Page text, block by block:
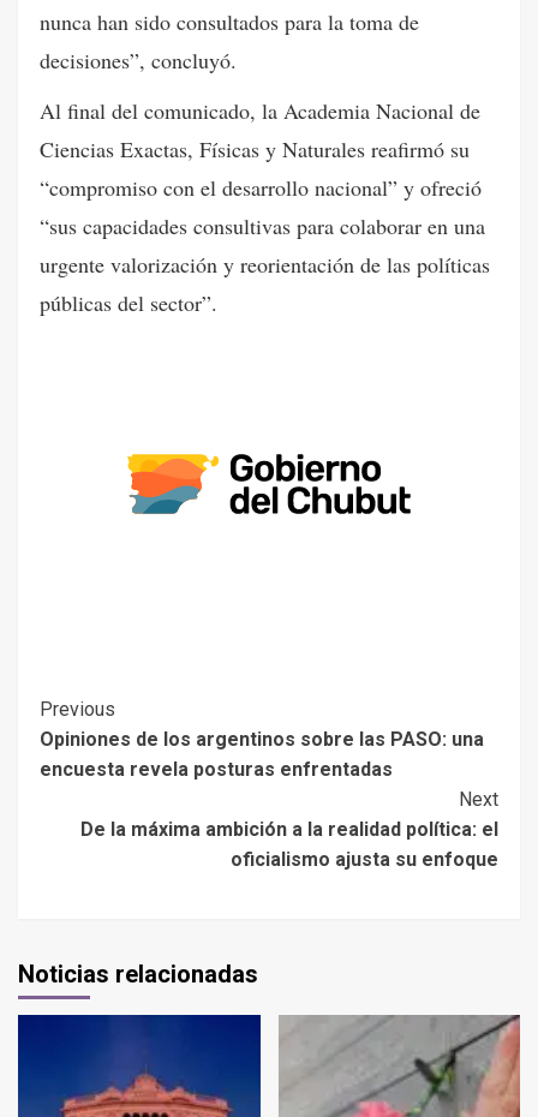
nunca han sido consultados para la toma de
decisiones”, concluyó.
Al final del comunicado, la Academia Nacional de
Ciencias Exactas, Físicas y Naturales reafirmó su
“compromiso con el desarrollo nacional” y ofreció
“sus capacidades consultivas para colaborar en una
urgente valorización y reorientación de las políticas
públicas del sector”.
Previous
Opiniones de los argentinos sobre las PASO: una
encuesta revela posturas enfrentadas
Next
De la máxima ambición a la realidad política: el
oficialismo ajusta su enfoque
Noticias relacionadas